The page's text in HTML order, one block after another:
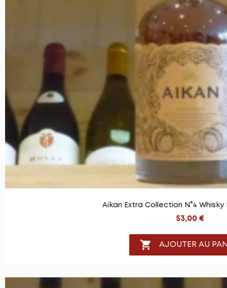
Aikan Extra Collection N°4
53,00 €
 AJOUTER AU